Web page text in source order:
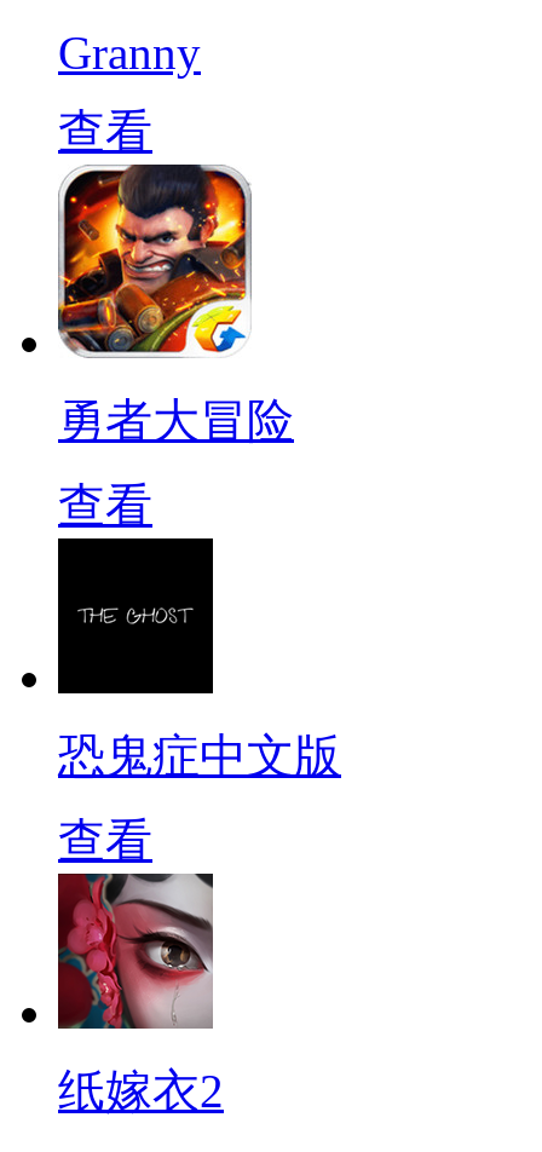
Granny
查看
勇者大冒险
查看
恐鬼症中文版
查看
纸嫁衣2